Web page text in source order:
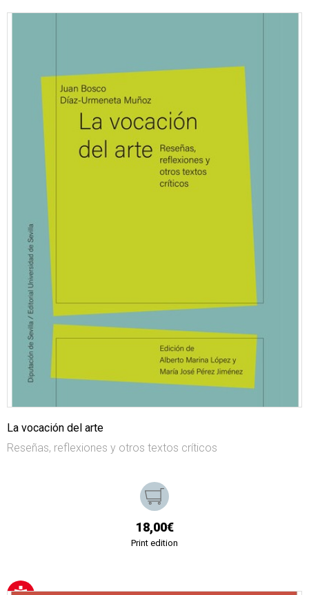
La vocación del arte
Reseñas, reflexiones y otros textos críticos
18,00€
Print edition